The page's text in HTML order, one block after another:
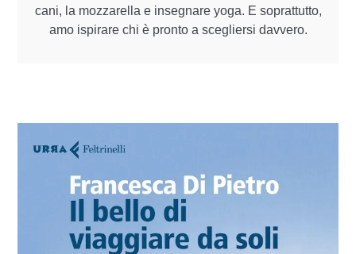
cani, la mozzarella e insegnare yoga. E soprattutto,
amo ispirare chi è pronto a scegliersi davvero.